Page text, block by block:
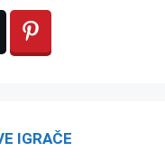
IGRAČE